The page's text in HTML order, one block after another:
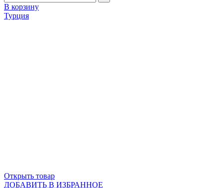
В корзину
Турция
Открыть товар
ДОБАВИТЬ В ИЗБРАННОЕ